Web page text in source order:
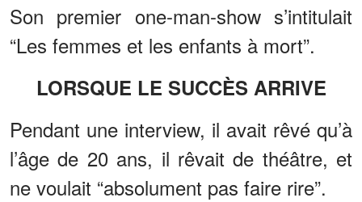
Son premier one-man-show s’intitulait
“Les femmes et les enfants à mort”.
LORSQUE LE SUCCÈS ARRIVE
Pendant une interview, il avait rêvé qu’à
l’âge de 20 ans, il rêvait de théâtre, et
ne voulait “absolument pas faire rire”.